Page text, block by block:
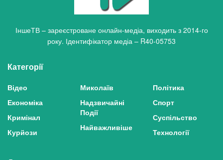
ІншеТВ – зареєстроване онлайн-медіа, виходить з 2014-го
року. Ідентифікатор медіа – R40-05753
Категорії
Відео
Економіка
Кримінал
Курйози
Миколаїв
Надзвичайні
Події
Найважливіше
Політика
Спорт
Суспільство
Технології